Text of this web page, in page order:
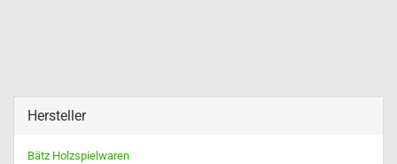
Hersteller
Bätz Holzspielwaren